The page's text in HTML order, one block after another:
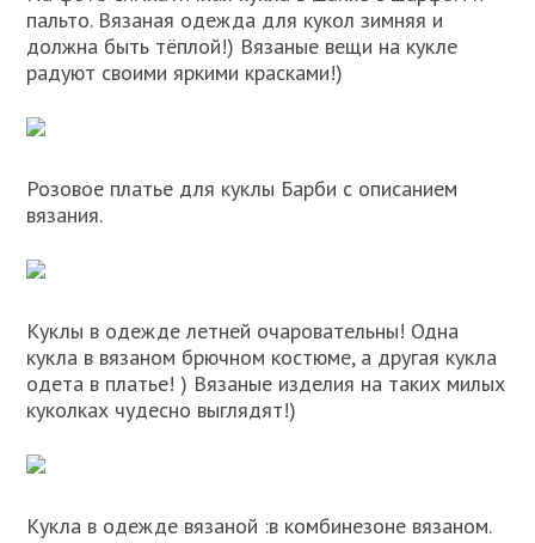
пальто. Вязаная одежда для кукол зимняя и
должна быть тёплой!) Вязаные вещи на кукле
радуют своими яркими красками!)
Розовое платье для куклы Барби с описанием
вязания.
Куклы в одежде летней очаровательны! Одна
кукла в вязаном брючном костюме, а другая кукла
одета в платье! ) Вязаные изделия на таких милых
куколках чудесно выглядят!)
Кукла в одежде вязаной :в комбинезоне вязаном.